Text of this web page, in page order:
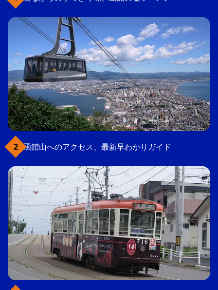
函館山へのアクセス、最新早わかりガイド